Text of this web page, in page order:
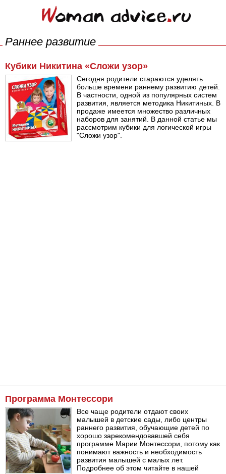
Раннее развитие
Кубики Никитина «Сложи узор»
Сегодня родители стараются уделять
больше времени раннему развитию детей.
В частности, одной из популярных систем
развития, является методика Никитиных. В
продаже имеется множество различных
наборов для занятий. В данной статье мы
рассмотрим кубики для логической игры
"Сложи узор".
Программа Монтессори
Все чаще родители отдают своих
малышей в детские сады, либо центры
раннего развития, обучающие детей по
хорошо зарекомендовавшей себя
программе Марии Монтессори, потому как
понимают важность и необходимость
развития малышей с малых лет.
Подробнее об этом читайте в нашей